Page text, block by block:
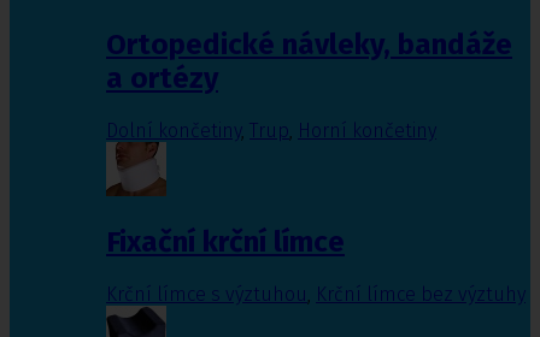
Ortopedické návleky, bandáže
a ortézy
Dolní končetiny, Trup, Horní končetiny
Fixační krční límce
Krční límce s výztuhou Krční límce bez výztuhy